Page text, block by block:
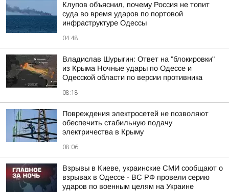
Клупов объяснил, почему Россия не топит
суда во время ударов по портовой
инфраструктуре Одессы
04:48
Владислав Шурыгин: Ответ на "блокировки"
из Крыма Ночные удары по Одессе и
Одесской области по версии противника
08:18
Повреждения электросетей не позволяют
обеспечить стабильную подачу
электричества в Крыму
08:06
Взрывы в Киеве, украинские СМИ сообщают о
взрывах в Одессе - ВС РФ провели серию
ударов по военным целям на Украине